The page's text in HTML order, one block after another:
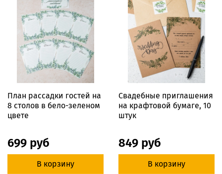
План рассадки гостей на
8 столов в бело-зеленом
цвете
699 руб
В корзину
Свадебные приглашения
на крафтовой бумаге, 10
штук
849 руб
В корзину